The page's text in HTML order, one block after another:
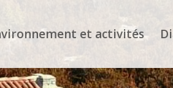
et activités